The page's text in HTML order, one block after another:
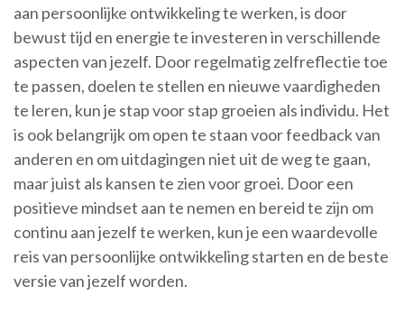
aan persoonlijke ontwikkeling te werken, is door
bewust tijd en energie te investeren in verschillende
aspecten van jezelf. Door regelmatig zelfreflectie toe
te passen, doelen te stellen en nieuwe vaardigheden
te leren, kun je stap voor stap groeien als individu. Het
is ook belangrijk om open te staan voor feedback van
anderen en om uitdagingen niet uit de weg te gaan,
maar juist als kansen te zien voor groei. Door een
positieve mindset aan te nemen en bereid te zijn om
continu aan jezelf te werken, kun je een waardevolle
reis van persoonlijke ontwikkeling starten en de beste
versie van jezelf worden.